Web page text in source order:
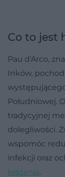
Co to jest
Pau d'Arco,
Inków,
Południowej.
tradycyjnej
dolegliwości.
wspomóc
infekcji oraz
krążenia.